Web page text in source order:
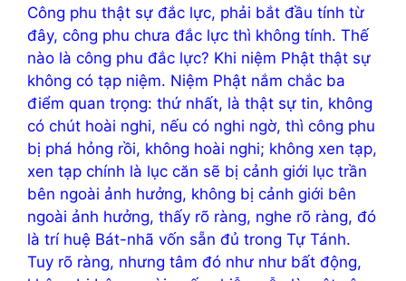
Công phu thật sự đắc lực, phải bắt đầu tính từ
đây, công phu chưa đắc lực thì không tính. Thế
nào là công phu đắc lực? Khi niệm Phật thật sự
không có tạp niệm. Niệm Phật nắm chắc ba
điểm quan trọng: thứ nhất, là thật sự tin, không
có chút hoài nghi, nếu có nghi ngờ, thì công phu
bị phá hỏng rồi, không hoài nghi; không xen tạp,
xen tạp chính là lục căn sẽ bị cảnh giới lục trần
bên ngoài ảnh hưởng, không bị cảnh giới bên
ngoài ảnh hưởng, thấy rõ ràng, nghe rõ ràng, đó
là trí huệ Bát-nhã vốn sẵn đủ trong Tự Tánh.
Tuy rõ ràng, nhưng tâm đó như như bất động,